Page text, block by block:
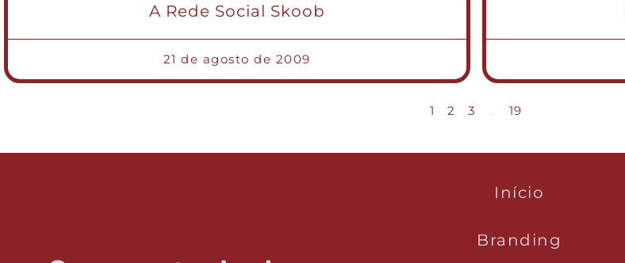
A Rede Social Skoob
21 de agosto de 2009
1 2 3 … 19
Início
Branding